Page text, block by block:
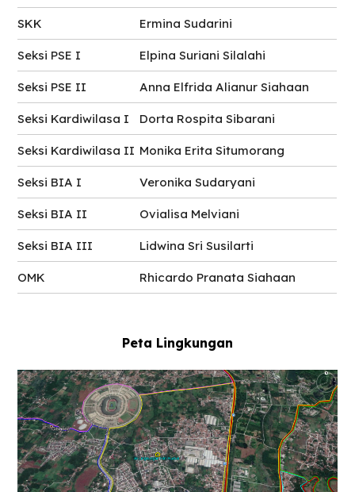
SKK Ermina Sudarini
Seksi PSE I Elpina Suriani Silalahi
Seksi PSE II Anna Elfrida Alianur Siahaan
Seksi Kardiwilasa I Dorta Rospita Sibarani
Seksi Kardiwilasa II Monika Erita Situmorang
Seksi BIA I Veronika Sudaryani
Seksi BIA II Ovialisa Melviani
Seksi BIA III Lidwina Sri Susilarti
OMK Rhicardo Pranata Siahaan
Peta Lingkungan